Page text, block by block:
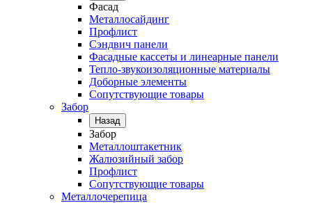
Фасад
Металлосайдинг
Профлист
Сэндвич панели
Фасадные кассеты и линеарные панели
Тепло-звукоизоляционные материалы
Доборные элементы
Сопутствующие товары
Забор
Назад
Забор
Металлоштакетник
Жалюзийный забор
Профлист
Сопутствующие товары
Металлочерепица